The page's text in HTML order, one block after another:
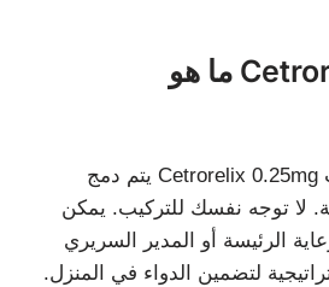
ما هو Cetrorelix 0.25mg
يتم دمج Cetrorelix 0.25mg قاصدًا في الجلد تحت
لا توجه نفسك للتركيب. يمكن
الرئيسة أو المدير السريري
لتضمين الدواء في المنزل.